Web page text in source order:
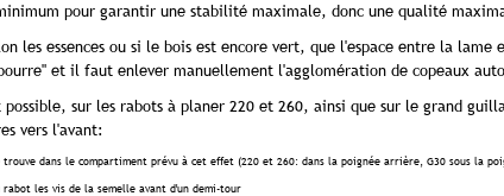
pour garantir une stabilité maximale, donc une qualité
les essences ou si le bois est encore vert, que l'espace entre la
et il faut enlever manuellement l'agglomération de copeaux
sur les rabots à planer 220 et 260, ainsi que sur le grand
vers l'avant:
dans le compartiment prévu à cet effet (220 et 260: dans la poignée arrière, G30 sous la
rabot les vis de la semelle avant d'un demi-tour